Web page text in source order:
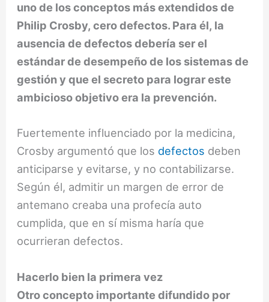
uno de los conceptos más extendidos de
Philip Crosby, cero defectos. Para él, la
ausencia de defectos debería ser el
estándar de desempeño de los sistemas de
gestión y que el secreto para lograr este
ambicioso objetivo era la prevención.
Fuertemente influenciado por la medicina,
Crosby argumentó que los defectos deben
anticiparse y evitarse, y no contabilizarse.
Según él, admitir un margen de error de
antemano creaba una profecía auto
cumplida, que en sí misma haría que
ocurrieran defectos.
Hacerlo bien la primera vez
Otro concepto importante difundido por